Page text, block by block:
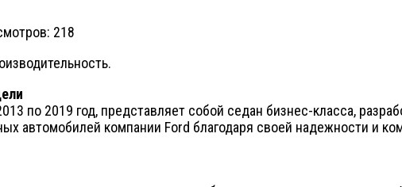
218
по 2019 год, представляет собой седан бизнес-класса,
автомобилей компании Ford благодаря своей надежности и